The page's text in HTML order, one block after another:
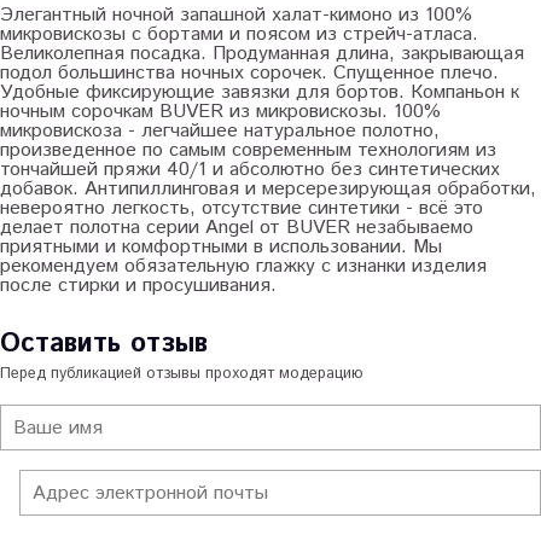
Элегантный ночной запашной халат-кимоно из 100%
микровискозы с бортами и поясом из стрейч-атласа.
Великолепная посадка. Продуманная длина, закрывающая
подол большинства ночных сорочек. Спущенное плечо.
Удобные фиксирующие завязки для бортов. Компаньон к
ночным сорочкам BUVER из микровискозы. 100%
микровискоза - легчайшее натуральное полотно,
произведенное по самым современным технологиям из
тончайшей пряжи 40/1 и абсолютно без синтетических
добавок. Антипиллинговая и мерсерезирующая обработки,
невероятно легкость, отсутствие синтетики - всё это
делает полотна серии Angel от BUVER незабываемо
приятными и комфортными в использовании. Мы
рекомендуем обязательную глажку с изнанки изделия
после стирки и просушивания.
Оставить отзыв
Перед публикацией отзывы проходят модерацию